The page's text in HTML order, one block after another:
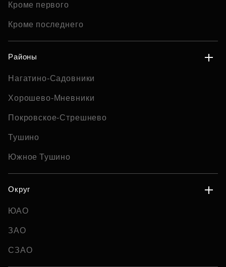
Кроме первого
Кроме последнего
Районы
Нагатино-Садовники
Хорошево-Мневники
Покровское-Стрешнево
Тушино
Южное Тушино
Округ
ЮАО
ЗАО
СЗАО